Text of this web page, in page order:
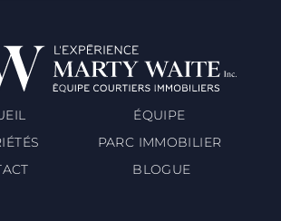
ÉQUIPE
PARC IMMOBILIER
BLOGUE